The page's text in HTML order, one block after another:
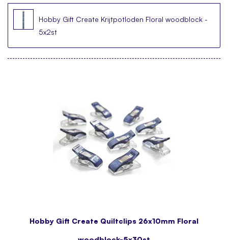
Hobby Gift Create Krijtpotloden Floral woodblock -
5x2st
Hobby Gift Create Quiltclips 26x10mm Floral